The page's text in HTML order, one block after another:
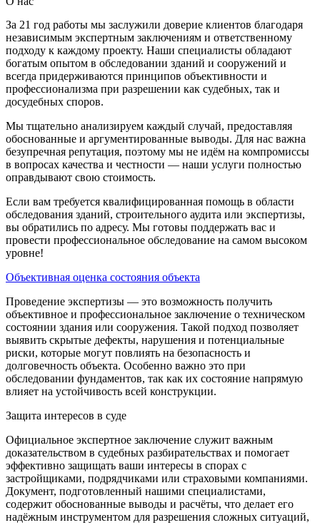
За 21 год работы мы заслужили доверие клиентов благодаря
независимым экспертным заключениям и ответственному
подходу к каждому проекту. Наши специалисты обладают
богатым опытом в обследовании зданий и сооружений и
всегда придерживаются принципов объективности и
профессионализма при разрешении как судебных, так и
досудебных споров.
Мы тщательно анализируем каждый случай, предоставляя
обоснованные и аргументированные выводы. Для нас важна
безупречная репутация, поэтому мы не идём на компромиссы
в вопросах качества и честности — наши услуги полностью
оправдывают свою стоимость.
Если вам требуется квалифицированная помощь в области
обследования зданий, строительного аудита или экспертизы,
вы обратились по адресу. Мы готовы поддержать вас и
провести профессиональное обследование на самом высоком
уровне!
Объективная оценка состояния объекта
Проведение экспертизы — это возможность получить
объективное и профессиональное заключение о техническом
состоянии здания или сооружения. Такой подход позволяет
выявить скрытые дефекты, нарушения и потенциальные
риски, которые могут повлиять на безопасность и
долговечность объекта. Особенно важно это при
обследовании фундаментов, так как их состояние напрямую
влияет на устойчивость всей конструкции.
Защита интересов в суде
Официальное экспертное заключение служит важным
доказательством в судебных разбирательствах и помогает
эффективно защищать ваши интересы в спорах с
застройщиками, подрядчиками или страховыми компаниями.
Документ, подготовленный нашими специалистами,
содержит обоснованные выводы и расчёты, что делает его
надёжным инструментом для разрешения сложных ситуаций,